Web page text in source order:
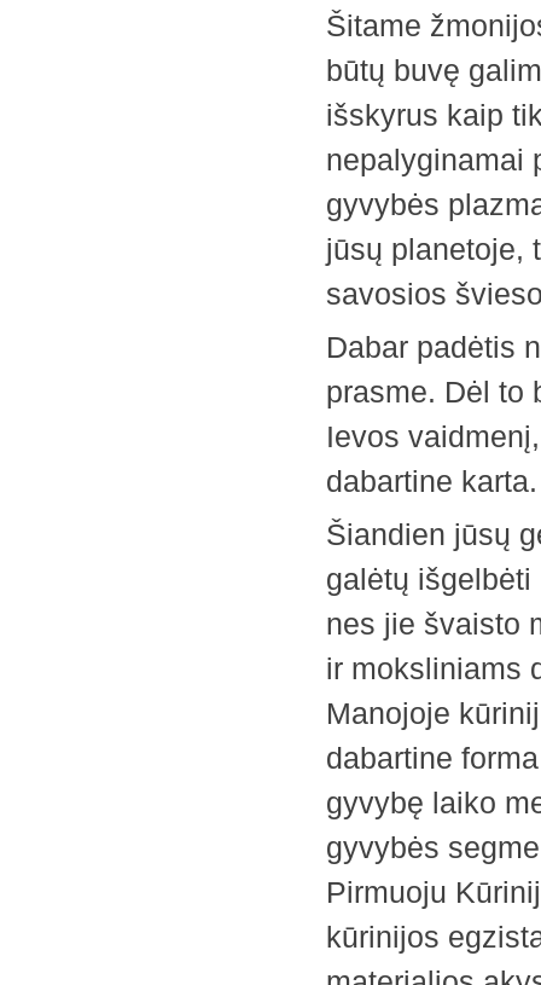
Šitame
būtų buvę
išskyrus kaip
nepalyginamai
gyvybės
jūsų planetoje,
savosios
Dabar padėtis
prasme. Dėl to
Ievos
dabartine karta.
Šiandien jūsų
galėtų
nes jie švaisto
ir moksliniams
Manojoje
dabartine
gyvybę laiko
gyvybės
Pirmuoju
kūrinijos